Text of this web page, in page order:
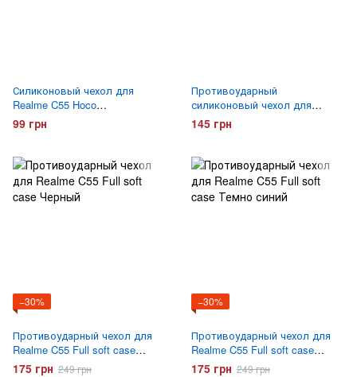
Силиконовый чехол для
Realme C55 Hoco
ультратонкий Прозрачный
99 грн
Противоударный
силиконовый чехол для
Realme C55 Gelius Proof
Прозрачный
145 грн
−30%
Противоударный чехол для
Realme C55 Full soft case
Черный
175 грн 249 грн
−30%
Противоударный чехол для
Realme C55 Full soft case
Темно синий
175 грн 249 грн